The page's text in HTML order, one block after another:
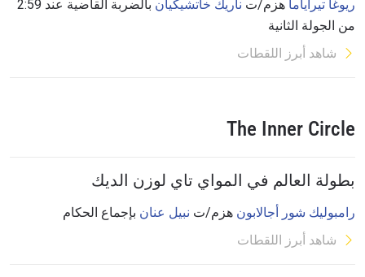
ريوغا تيراياما هزم/ت ناريك خاتشيكيان
بالضربة القاضية عند 2:59
من الجولة الثانية
شاهد أبرز اللقطات
The Inner Circle
بطولة العالم في المواي تاي لوزن الديك
رامبوليك شور أجالابون هزم/ت نبيل عنان بإجماع الحكام
شاهد أبرز اللقطات